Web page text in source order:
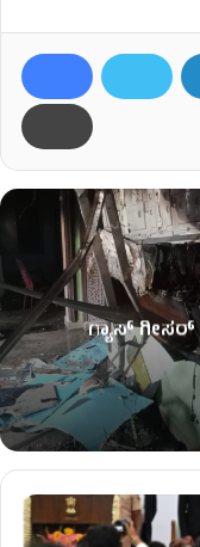
ಗ್ಯಾಸ್ ಗೀಸರ್​​